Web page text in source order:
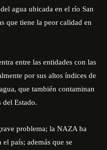
agua ubicada en el río San
que tiene la peor calidad en
entre las entidades con las
por sus altos índices de
que también contaminan
del Estado.
problema; la NAZA ha
país; además que se